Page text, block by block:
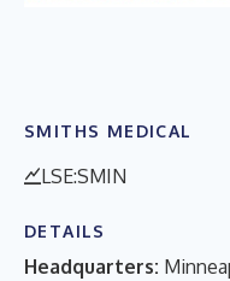
SMITHS MEDICAL
LSE:SMIN
DETAILS
Headquarters: